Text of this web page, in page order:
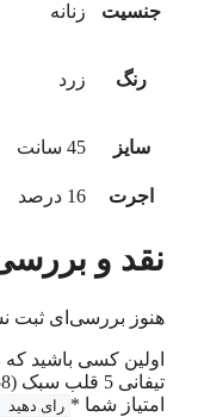
جنسیت زنانه
رنگ زرد
سایز 45 سانت
اجرت 16 درصد
نقد و
هنوز بررسی‌ای ثبت
اولین کسی باشید که
تیفانی 5 قلب سبک (Nt158)”
امتیاز شما *